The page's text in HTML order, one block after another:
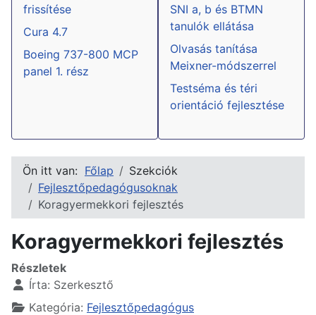
frissítése
Cura 4.7
Boeing 737-800 MCP
panel 1. rész
SNI a, b és BTMN
tanulók ellátása
Olvasás tanítása
Meixner-módszerrel
Testséma és téri
orientáció fejlesztése
Ön itt van: Főlap
Szekciók
Fejlesztőpedagógusoknak
Koragyermekkori fejlesztés
Koragyermekkori fejlesztés
Részletek
Írta: Szerkesztő
Kategória: Fejlesztőpedagógus